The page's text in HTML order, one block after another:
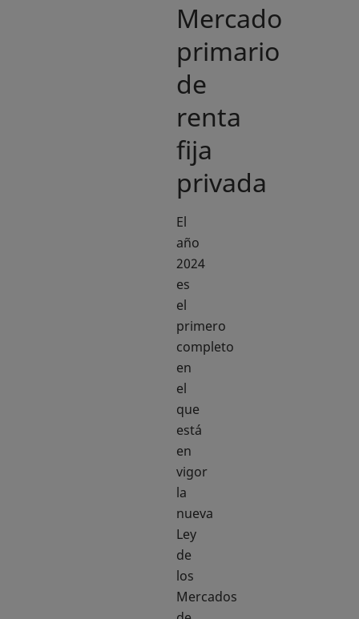
Mercado
primario
de
renta
fija
privada
El
año
2024
es
el
primero
completo
en
el
que
está
en
vigor
la
nueva
Ley
de
los
Mercados